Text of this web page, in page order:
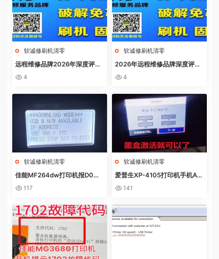
软诚修刷机清零
远程维修品牌2026年深度评
测：软诚修、远城修吧、远城在
4
软诚修刷机清零
2026年远程维修品牌深度评
测：软诚修、远城修吧、远城在
4
软诚修刷机清零
佳能MF264dw打印机报D0W
NL0AD MODE快速解决方法
117
软诚修刷机清零
爱普生XP-4105打印机手机AP
P上点了更新固件之后不识别墨
141